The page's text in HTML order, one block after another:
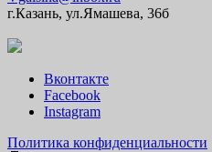
г.Казань, ул.Ямашева, 36б
Вконтакте
Facebook
Instagram
Политика конфиденциальности